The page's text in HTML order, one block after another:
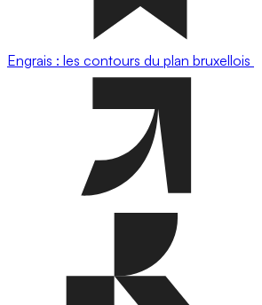
Engrais : les contours du plan bruxellois